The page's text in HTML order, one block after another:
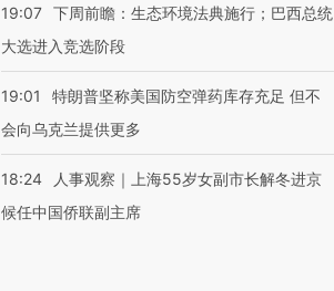
19:07 下周前瞻：生态环境法典施行；巴西总统
大选进入竞选阶段
19:01
特朗普坚称美国防空弹药库存充足 但不
会向乌克兰提供更多
18:24
人事观察｜上海55岁女副市长解冬进京
候任中国侨联副主席